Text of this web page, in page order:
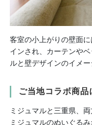
客室の小上がりの壁面
インされ、カーテンや
ルと壁デザインのイメー
ご当地コラボ商品
ミジュマルと三重県、
ミジュマルのぬいぐる